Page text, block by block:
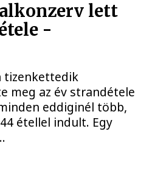
lett
-
tizenkettedik
meg az év strandétele
eddiginél több,
étellel indult. Egy